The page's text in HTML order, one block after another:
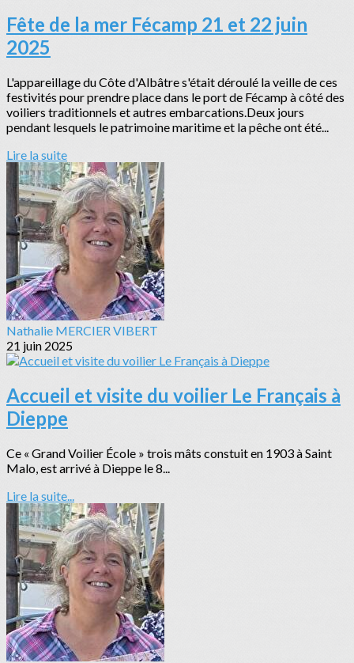
Fête de la mer Fécamp 21 et 22 juin
2025
L'appareillage du Côte d'Albâtre s'était déroulé la veille de ces
festivités pour prendre place dans le port de Fécamp à côté des
voiliers traditionnels et autres embarcations.Deux jours
pendant lesquels le patrimoine maritime et la pêche ont été...
Lire la suite
Nathalie MERCIER VIBERT
21 juin 2025
Accueil et visite du voilier Le Français à
Dieppe
Ce « Grand Voilier École » trois mâts constuit en 1903 à Saint
Malo, est arrivé à Dieppe le 8...
Lire la suite...